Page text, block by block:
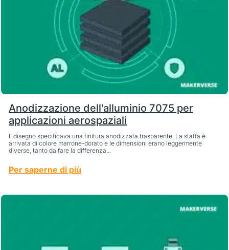
Anodizzazione dell'alluminio 7075 per
applicazioni aerospaziali
Il disegno specificava una finitura anodizzata trasparente. La staffa è
arrivata di colore marrone-dorato e le dimensioni erano leggermente
diverse, tanto da fare la differenza...
Per saperne di più